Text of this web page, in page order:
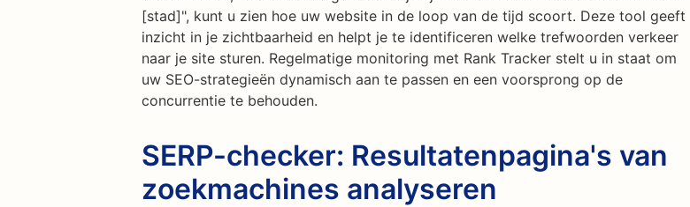
[stad]", kunt u zien hoe uw website in de loop van de tijd scoort. Deze tool geeft
inzicht in je zichtbaarheid en helpt je te identificeren welke trefwoorden verkeer
naar je site sturen. Regelmatige monitoring met Rank Tracker stelt u in staat om
uw SEO-strategieën dynamisch aan te passen en een voorsprong op de
concurrentie te behouden.
SERP-checker: Resultatenpagina's van
zoekmachines analyseren